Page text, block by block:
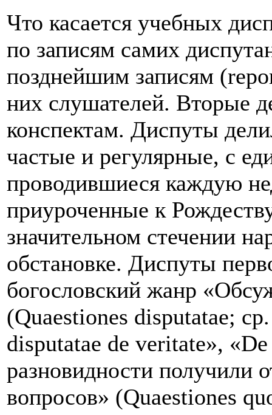
Что касается учебных
по записям самих
позднейшим записям
них слушателей. Вторые
конспектам. Диспуты
частые и регулярные, с
проводившиеся каждую
приуроченные к
значительном стечении
обстановке. Диспуты
богословский жанр
(Quaestiones disputatae;
disputatae de veritate»,
разновидности получили
вопросов» (Quaestiones